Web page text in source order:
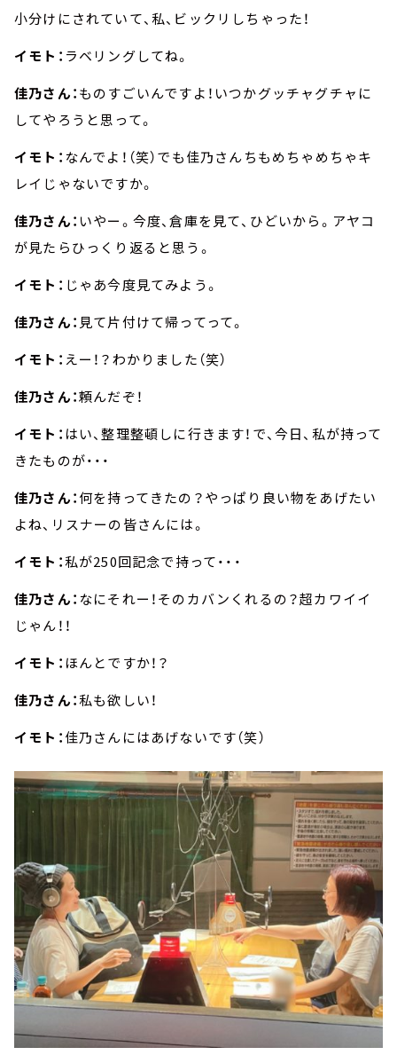
小分けにされていて、私、ビックリしちゃった！
イモト： ラベリングしてね。
佳乃さん：ものすごいんですよ！いつかグッチャグチャに
してやろうと思って。
イモト： なんでよ！（笑）でも佳乃さんちもめちゃめちゃキ
レイじゃないですか。
佳乃さん： いやー。今度、倉庫を見て、ひどいから。アヤコ
が見たらひっくり返ると思う。
イモト： じゃあ今度見てみよう。
佳乃さん： 見て片付けて帰ってって。
イモト： えー！？わかりました（笑）
佳乃さん：頼んだぞ！
イモト： はい、整理整頓しに行きます！で、今日、私が持って
きたものが・・・
佳乃さん：何を持ってきたの？やっぱり良い物をあげたい
よね、リスナーの皆さんには。
イモト：私が250回記念で持って・・・
佳乃さん： なにそれー！そのカバンくれるの？超カワイイ
じゃん！！
イモト：ほんとですか！？
佳乃さん：私も欲しい！
イモト：佳乃さんにはあげないです（笑）